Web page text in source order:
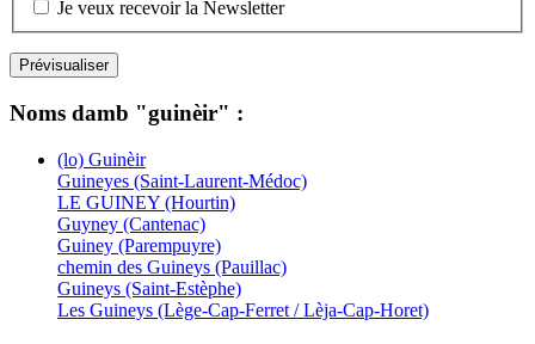
Je veux recevoir la Newsletter
Noms damb "guinèir" :
(lo) Guinèir
Guineyes (Saint-Laurent-Médoc)
LE GUINEY (Hourtin)
Guyney (Cantenac)
Guiney (Parempuyre)
chemin des Guineys (Pauillac)
Guineys (Saint-Estèphe)
Les Guineys (Lège-Cap-Ferret / Lèja-Cap-Horet)